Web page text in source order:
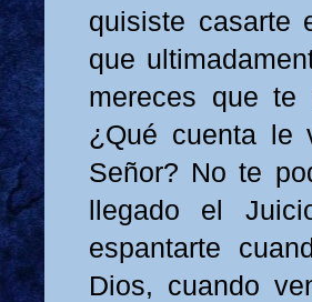
quisiste casarte
que
mereces que
¿Qué cuenta
Señor? No te
llegado el
espantarte
Dios, cuando